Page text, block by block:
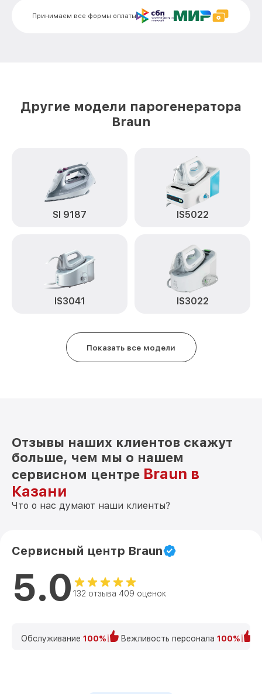
Профилактическая чистка 12750007-
SI5078GY Braun
от 550₽
Замена шнура питания 12750007-
Восстановление электроклапана
12750007-SI5078GY Braun
от 600₽
Принимаем все формы оплаты
Другие модели парогенератора
Braun
SI 9187 IS5022
IS3041 IS3022
Показать все модели
Отзывы наших клиентов скажут
больше, чем мы о нашем
сервисном центре Braun в
Казани
Что о нас думают наши клиенты?
Сервисный центр Braun
5.0 132 отзыва 409 оценок
Обслуживание 100% Вежливость персонала 100%